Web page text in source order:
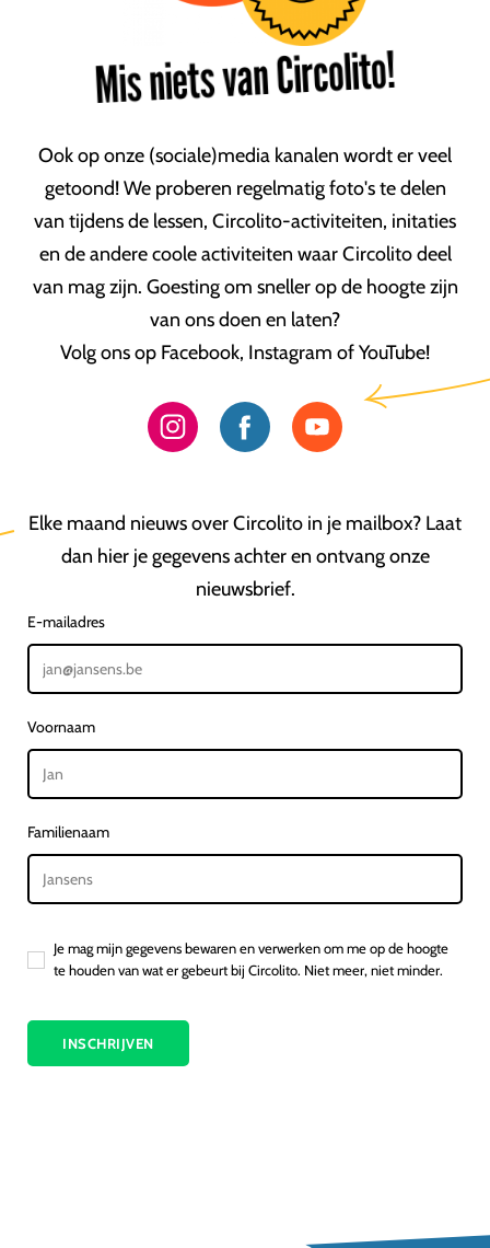
Mis niets van Circolito!
Ook op onze (sociale)media kanalen wordt er veel
getoond! We proberen regelmatig foto's te delen
van tijdens de lessen, Circolito-activiteiten, initaties
en de andere coole activiteiten waar Circolito deel
van mag zijn. Goesting om sneller op de hoogte zijn
van ons doen en laten?
Volg ons op Facebook, Instagram of YouTube!
Elke maand nieuws over Circolito in je mailbox? Laat
dan hier je gegevens achter en ontvang onze
nieuwsbrief.
E-mailadres
Voornaam
Familienaam
Je mag mijn gegevens bewaren en verwerken om me op de hoogte
te houden van wat er gebeurt bij Circolito. Niet meer, niet minder.
INSCHRIJVEN